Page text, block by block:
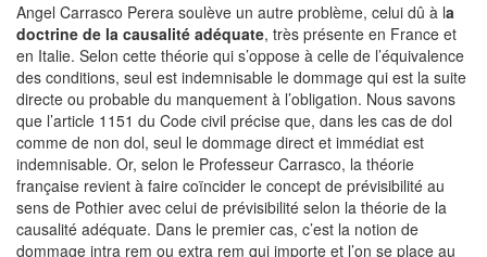
Angel Carrasco Perera soulève un autre problème, celui dû à la
doctrine de la causalité adéquate, très présente en France et
en Italie. Selon cette théorie qui s’oppose à celle de l’équivalence
des conditions, seul est indemnisable le dommage qui est la suite
directe ou probable du manquement à l’obligation. Nous savons
que l’article 1151 du Code civil précise que, dans les cas de dol
comme de non dol, seul le dommage direct et immédiat est
indemnisable. Or, selon le Professeur Carrasco, la théorie
française revient à faire coïncider le concept de prévisibilité au
sens de Pothier avec celui de prévisibilité selon la théorie de la
causalité adéquate. Dans le premier cas, c’est la notion de
dommage intra rem ou extra rem qui importe et l’on se place au